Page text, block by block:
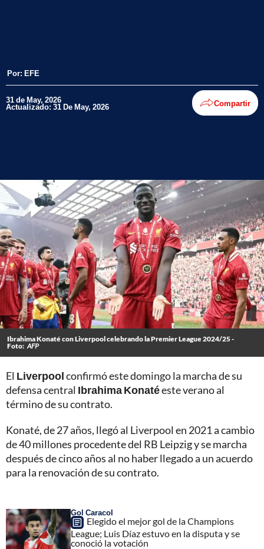
Por: EFE
31 de May, 2026
Actualizado: 31 De May, 2026 Compartir
Ibrahima Konaté con Liverpool celebrando la Premier League 2024/25 -
Foto: AFP
El Liverpoolconfirmó este domingo la marcha de su
defensa central Ibrahima Konatéeste verano al
término de su contrato.
Konaté, de 27 años, llegó al Liverpool en 2021 a cambio
de 40 millones procedente del RB Leipzig y se marcha
después de cinco años al no haber llegado a un acuerdo
para la renovación de su contrato.
Gol Caracol
Elegido el mejor gol de la Champions
League; Luis Díaz estuvo en la disputa y se
conoció la votación